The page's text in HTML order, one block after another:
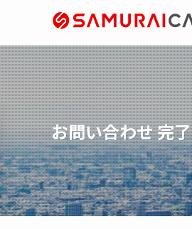
お問い合わせ 完了